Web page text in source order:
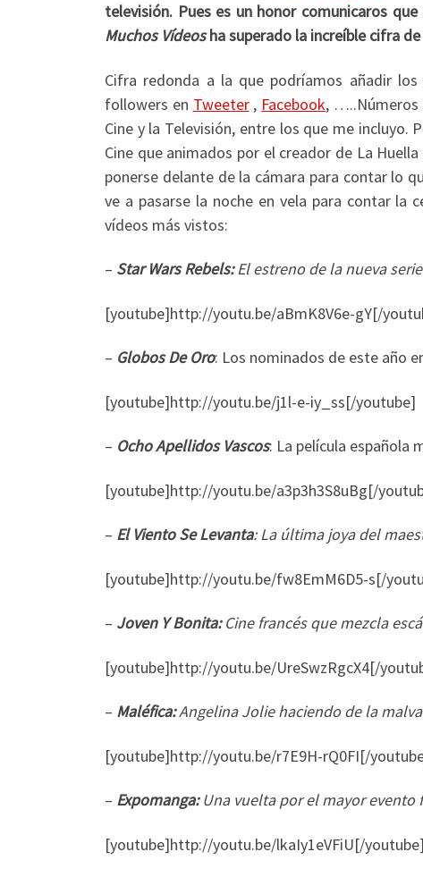
televisión. Pues es un honor comunicaros que
Muchos Vídeosha superado la increíble cifra
Cifra redonda a la que podríamos añadir
followers en Tweeter, Facebook, …..Números
Cine y la Televisión, entre los que me incluyo.
Cine que animados por el creador de La
ponerse delante de la cámara para contar lo
ve a pasarse la noche en vela para contar la
vídeos más vistos:
– Star Wars Rebels:El estreno de la nueva
[youtube]http://youtu.be/aBmK8V6e-gY[/
– Globos De Oro: Los nominados de este año
[youtube]http://youtu.be/j1l-e-iy_ss[/youtube]
– Ocho Apellidos Vascos: La película española
[youtube]http://youtu.be/a3p3h3S8uBg[/
– El Viento Se Levanta: La última joya del
[youtube]http://youtu.be/fw8EmM6D5-s[/
– Joven Y Bonita:Cine francés que mezcla
[youtube]http://youtu.be/UreSwzRgcX4[/
– Maléfica:Angelina Jolie haciendo de la
[youtube]http://youtu.be/r7E9H-rQ0FI[/
– Expomanga:Una vuelta por el mayor evento
[youtube]http://youtu.be/lkaIy1eVFiU[/youtube]